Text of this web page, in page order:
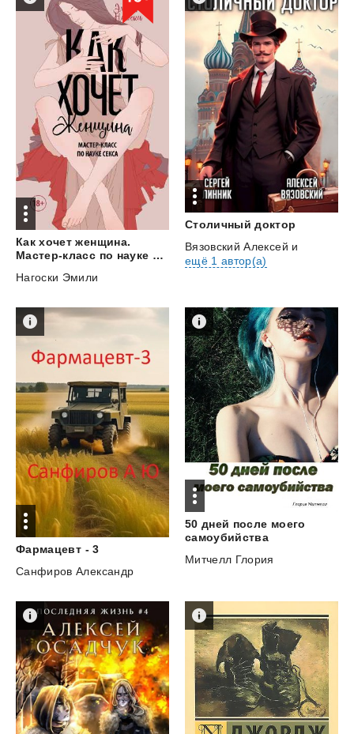
Как хочет женщина.
Мастер-класс по науке секса
Нагоски Эмили
Столичный доктор
Вязовский Алексей и
ещё 1 автор(а)
Фармацевт - 3
Санфиров Александр
50 дней после моего
самоубийства
Митчелл Глория